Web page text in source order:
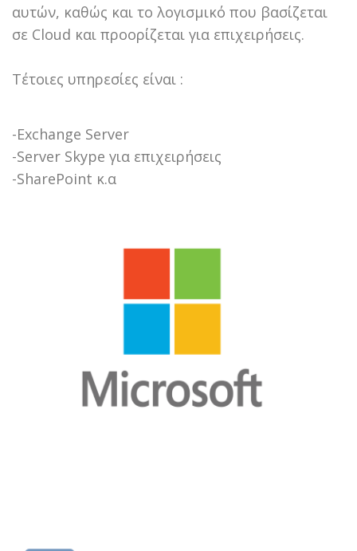
αυτών, καθώς και το λογισμικό που βασίζεται
σε Cloud και προορίζεται για επιχειρήσεις.
Τέτοιες υπηρεσίες είναι :
-Exchange Server
-Server Skype για επιχειρήσεις
-SharePoint κ.α